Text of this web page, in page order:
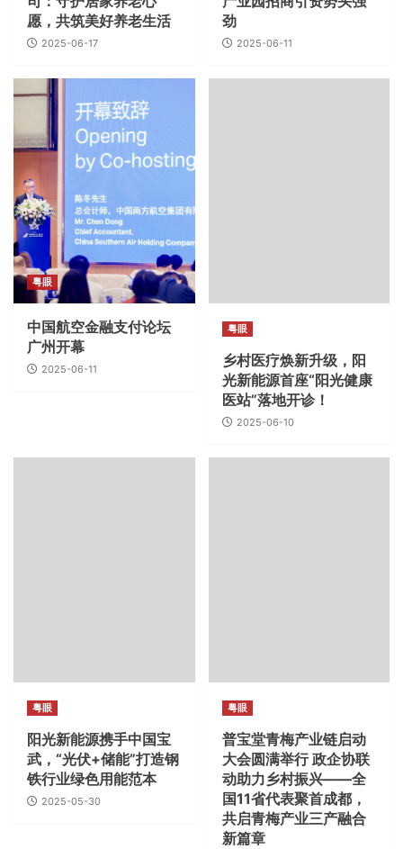
愿，共筑美好养老生活
2025-06-17
劲
2025-06-11
粤眼
中国航空金融支付论坛
广州开幕
2025-06-11
粤眼
乡村医疗焕新升级，阳
光新能源首座“阳光健康
医站”落地开诊！
2025-06-10
粤眼
阳光新能源携手中国宝
武，“光伏+储能”打造钢
铁行业绿色用能范本
2025-05-30
粤眼
普宝堂青梅产业链启动
大会圆满举行 政企协联
动助力乡村振兴——全
国11省代表聚首成都，
共启青梅产业三产融合
新篇章